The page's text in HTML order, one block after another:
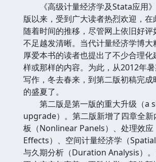
《高级计量经济学及Stata应用》
版以来，受到广大读者热烈欢迎，在
随着时间的推移，尽管网上依旧好评
不足越发清晰。当代计量经济学博大
厚爱本书的读者也提出了不少合理
样或那样的内容。为此，从2012年
写作，冬去春来，到第二版初稿完
的盛夏了。
第二版是第一版的重大升级（a
upgrade）。第二版新增了四章全新
板（Nonlinear Panels）、处理效
Effects）、空间计量经济学（
与久期分析（Duration Analysis）